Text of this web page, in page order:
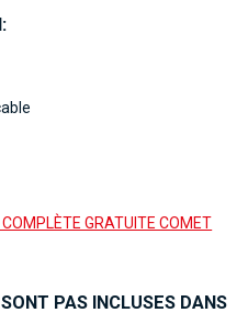
GRATUITE COMET
PAS INCLUSES DANS